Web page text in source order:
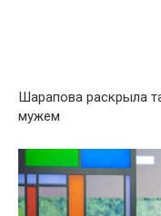
Шарапова раскрыла
мужем